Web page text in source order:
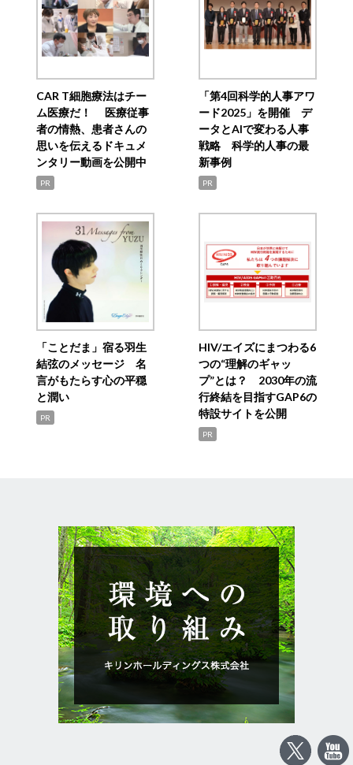
CAR T細胞療法はチー
ム医療だ！ 医療従事
者の情熱、患者さんの
思いを伝えるドキュメ
ンタリー動画を公開中
PR
「第4回科学的人事アワ
ード2025」を開催 デ
ータとAIで変わる人事
戦略 科学的人事の最
新事例
PR
「ことだま」宿る羽生
結弦のメッセージ 名
言がもたらす心の平穏
と潤い
PR
HIV/エイズにまつわる6
つの“理解のギャッ
プ”とは？ 2030年の流
行終結を目指すGAP6の
特設サイトを公開
PR